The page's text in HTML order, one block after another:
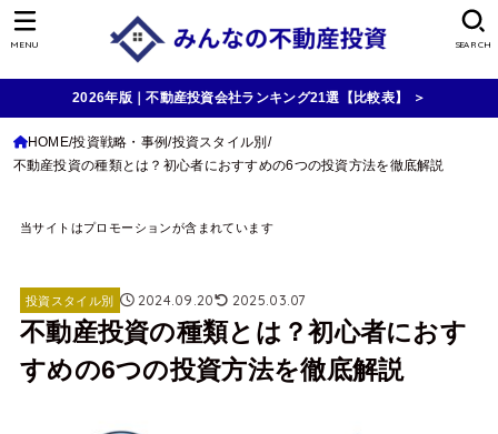
SEARCH
MENU
2026年版｜不動産投資会社ランキング21選【比較表】 ＞
HOME 投資戦略・事例 投資スタイル別
不動産投資の種類とは？初心者におすすめの6つの投資方法を徹底解説
当サイトはプロモーションが含まれています
投資スタイル別 2024.09.20 2025.03.07
不動産投資の種類とは？初心者におす
すめの6つの投資方法を徹底解説